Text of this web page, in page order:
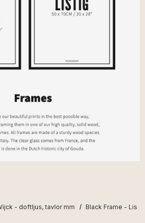
- doftljus, tavlor mm Black Frame -